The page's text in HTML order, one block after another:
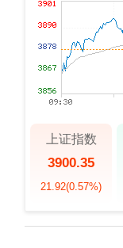
上证指数
3900.35
21.92(0.57%)